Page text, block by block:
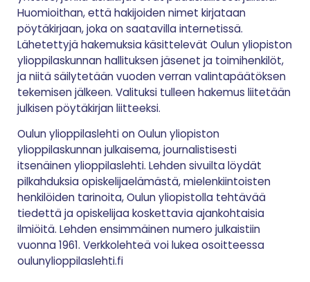
Huomioithan, että hakijoiden nimet kirjataan
pöytäkirjaan, joka on saatavilla internetissä.
Lähetettyjä hakemuksia käsittelevät Oulun yliopiston
ylioppilaskunnan hallituksen jäsenet ja toimihenkilöt,
ja niitä säilytetään vuoden verran valintapäätöksen
tekemisen jälkeen. Valituksi tulleen hakemus liitetään
julkisen pöytäkirjan liitteeksi.
Oulun ylioppilaslehti on Oulun yliopiston
ylioppilaskunnan julkaisema, journalistisesti
itsenäinen ylioppilaslehti. Lehden sivuilta löydät
pilkahduksia opiskelijaelämästä, mielenkiintoisten
henkilöiden tarinoita, Oulun yliopistolla tehtävää
tiedettä ja opiskelijaa koskettavia ajankohtaisia
ilmiöitä. Lehden ensimmäinen numero julkaistiin
vuonna 1961. Verkkolehteä voi lukea osoitteessa
oulunylioppilaslehti.fi